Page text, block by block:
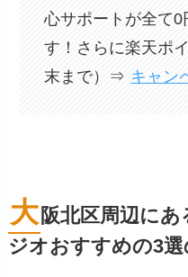
心サポートが全て0
す！さらに楽天ポ
末まで）⇒ キャン
大 阪北区周辺に
ジオおすすめの3